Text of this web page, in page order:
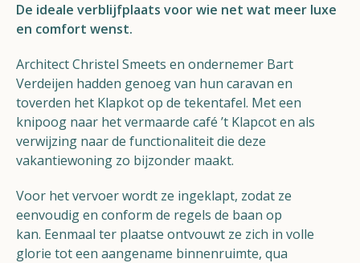
De ideale verblijfplaats voor wie net wat meer luxe
en comfort wenst.
Architect Christel Smeets en ondernemer Bart
Verdeijen hadden genoeg van hun caravan en
toverden het Klapkot op de tekentafel. Met een
knipoog naar het vermaarde café ’t Klapcot en als
verwijzing naarde functionaliteit die deze
vakantiewoning zo bijzonder maakt.
Voor het vervoer wordt ze ingeklapt, zodat ze
eenvoudig en conform de regels de baan op
kan. Eenmaal ter plaatse ontvouwt ze zich in volle
glorie tot een aangename binnenruimte, qua